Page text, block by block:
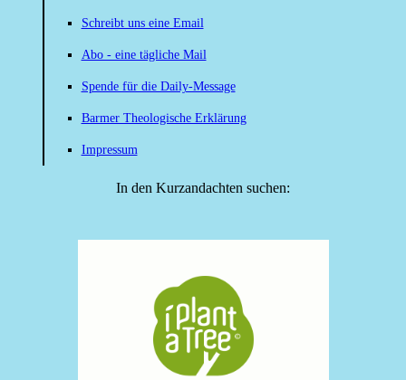
Schreibt uns eine Email
Abo - eine tägliche Mail
Spende für die Daily-Message
Barmer Theologische Erklärung
Impressum
In den Kurzandachten suchen: